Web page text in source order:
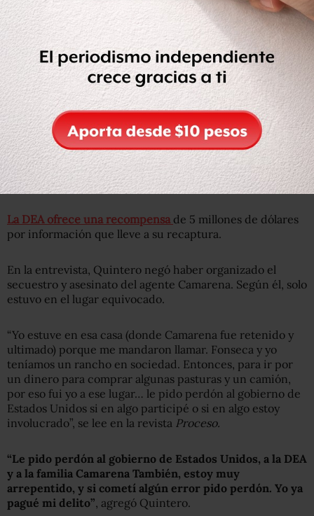
con el asesinato del agente de la DEA, Enrique Camarena
Salazar.
Esto hasta que en agosto de 2013un tribunal federal en
Jalisco le concediera un amparo, y saliera de la cárcel.
La Procuraduría General de la República (PGR), en ese
entonces bajo el mando de Jesús Murillo Karam, calificó
de “ridículos” los argumentos judiciales con los que
quedó libre, aunque en su momento no se activó un
operativo para impedir su salida o dar seguimiento a su
ubicación.
La DEA ofrece una recompensa de 5 millones de dólares
por información que lleve a su recaptura.
En la entrevista, Quintero negó haber organizado el
secuestro y asesinato del agente Camarena. Según él, solo
estuvo en el lugar equivocado.
“Yo estuve en esa casa (donde Camarena fue retenido y
ultimado) porque me mandaron llamar. Fonseca y yo
teníamos un rancho en sociedad. Entonces, para ir por
un dinero para comprar algunas pasturas y un camión,
por eso fui yo a ese lugar… le pido perdón al gobierno de
Estados Unidos si en algo participé o si en algo estoy
involucrado”, se lee en la revista Proceso.
“Le pido perdón al gobierno de Estados Unidos, a la DEA
y a la familia Camarena También, estoy muy
arrepentido, y si cometí algún error pido perdón. Yo ya
pagué mi delito” , agregó Quintero.